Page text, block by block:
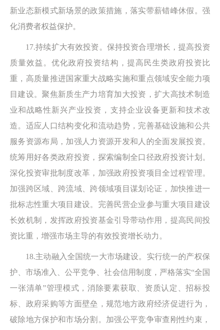
新业态新模式新场景的政策措施，落实带薪错峰休假。强
化消费者权益保护。
17.持续扩大有效投资。保持投资合理增长，提高投资
质量效益。优化政府投资结构，提高民生类政府投资比
重，高质量推进国家重大战略实施和重点领域安全能力项
目建设。聚焦新质生产力培育加大投资，扩大高技术制造
业和战略性新兴产业投资，支持企业设备更新和技术改
造。适应人口结构变化和流动趋势，完善基础设施和公共
服务资源布局，加强人力资源开发和人的全面发展投资。
统筹用好各类政府投资，探索编制全口径政府投资计划。
深化投资审批制度改革，加强政府投资项目全过程管理。
加强跨区域、跨流域、跨领域项目谋划论证，加快推进一
批标志性重大项目建设。完善民营企业参与重大项目建设
长效机制，发挥政府投资基金引导带动作用，提高民间投
资比重，增强市场主导的有效投资增长动力。
18.主动融入全国统一大市场建设。实行统一的产权保
护、市场准入、公平竞争、社会信用制度，严格落实“全国
一张清单”管理模式，消除要素获取、资质认定、招标投
标、政府采购等方面壁垒，规范地方政府经济促进行为，
破除地方保护和市场分割。加强公平竞争审查刚性约束，